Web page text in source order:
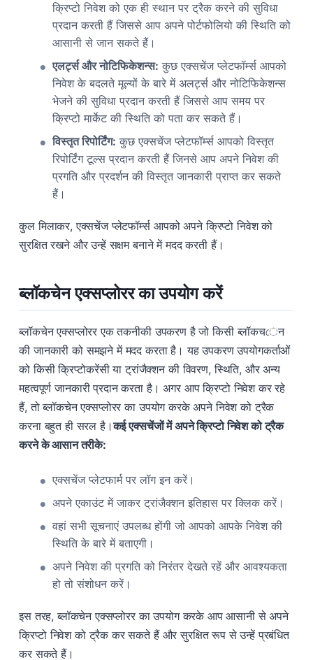
क्रिप्टो निवेश को एक ही स्थान पर ट्रैक करने की सुविधा
प्रदान करती हैं जिससे आप अपने पोर्टफोलियो की स्थिति को
आसानी से जान सकते हैं।
एलर्ट्स और नोटिफिकेशन्स: कुछ एक्सचेंज प्लेटफॉर्म्स आपको
निवेश के बदलते मूल्यों के बारे में अलर्ट्स और नोटिफिकेशन्स
भेजने की सुविधा प्रदान करती हैं जिससे आप समय पर
क्रिप्टो मार्केट की स्थिति को पता कर सकते हैं।
विस्तृत रिपोर्टिंग: कुछ एक्सचेंज प्लेटफॉर्म्स आपको विस्तृत
रिपोर्टिंग टूल्स प्रदान करती हैं जिनसे आप अपने निवेश की
प्रगति और प्रदर्शन की विस्तृत जानकारी प्राप्त कर सकते
हैं।
कुल मिलाकर, एक्सचेंज प्लेटफॉर्म्स आपको अपने क्रिप्टो निवेश को
सुरक्षित रखने और उन्हें सक्षम बनाने में मदद करती हैं।
ब्लॉकचेन एक्सप्लोरर का उपयोग करें
ब्लॉकचेन एक्सप्लोरर एक तकनीकी उपकरण है जो किसी ब्लॉकचেन
की जानकारी को समझने में मदद करता है। यह उपकरण उपयोगकर्ताओं
को किसी क्रिप्टोकरेंसी या ट्रांजैक्शन की विवरण, स्थिति, और अन्य
महत्वपूर्ण जानकारी प्रदान करता है। अगर आप क्रिप्टो निवेश कर रहे
हैं, तो ब्लॉकचेन एक्सप्लोरर का उपयोग करके अपने निवेश को ट्रैक
करना बहुत ही सरल है।कई एक्सचेंजों में अपने क्रिप्टो निवेश को ट्रैक
करने के आसान तरीके:
एक्सचेंज प्लेटफार्म पर लॉग इन करें।
अपने एकाउंट में जाकर ट्रांजैक्शन इतिहास पर क्लिक करें।
वहां सभी सूचनाएं उपलब्ध होंगी जो आपको आपके निवेश की
स्थिति के बारे में बताएगी।
अपने निवेश की प्रगति को निरंतर देखते रहें और आवश्यकता
हो तो संशोधन करें।
इस तरह, ब्लॉकचेन एक्सप्लोरर का उपयोग करके आप आसानी से अपने
क्रिप्टो निवेश को ट्रैक कर सकते हैं और सुरक्षित रूप से उन्हें प्रबंधित
कर सकते हैं।